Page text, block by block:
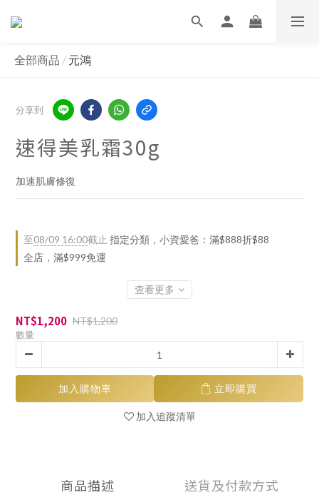
全部商品 / 元鴻
分享到
速得美乳霜30g
加速肌膚修復
至08/09 16:00截止 指定分類，小資愛爸：滿$888折$88
全店，滿$999免運
查看更多
NT$1,200 NT$1,200
數量
加入購物車 立即購買
加入追蹤清單
商品描述 送貨及付款方式